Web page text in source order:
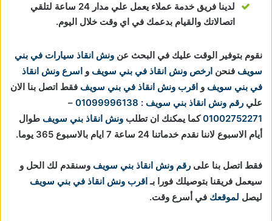
لدينا فريق خدمة عملاء يعمل علي مدار 24 ساعة لتلقي
اتصالاتك والقيام بدعمك في اي وقت خلال اليوم.
نقوم بتوفير الوقت عليك في البحث عن ونش انقاذ سيارات في بني
سويف فنحن ارخص ونش انقاذ في بني سويف و اسرع ونش انقاذ
في بني سويف و اقرب ونش انقاذ في بني سويف فقط اتصل بنا الان
علي رقم ونش انقاذ بني سويف :
01099996138
–
01002752271كما يمكنك ان تطلب ونش انقاذ بني سويف طوال
أيام الاسبوع لاننا نقدم خدماتنا 24 ساعة 7 ايام بالاسبوع 365 يوما.
فقط اتصل بنا على رقم ونش انقاذ بني سويف وسنقدم لك الحل و
سيعمل فريقنا بتوصيلك فورا بـ اقرب ونش انقاذ في بني سويف
ليصل لموقعك في أسرع وقت.